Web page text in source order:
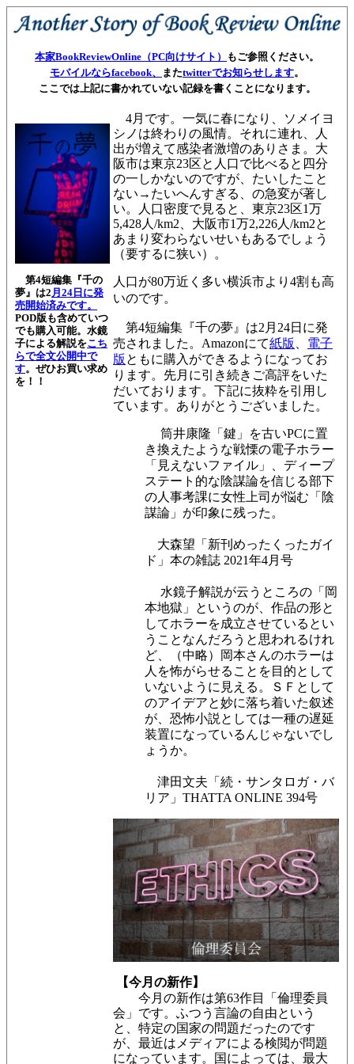
本家BookReviewOnline（PC向けサイト）
もご参照ください。
モバイルならfacebook、
またtwitterでお知らせします。
ここでは上記に書かれていない記録を書くことになります。
第4短編集『千の
夢』は2月24日に発
売開始済みです。
POD版も含めていつ
でも購入可能。 水鏡
子による解説をこち
らで全文公開中で
す。 ぜひお買い求め
を！！
4月です。一気に春になり、ソメイヨ
シノは終わりの風情。それに連れ、人
出が増えて感染者激増のありさま。大
阪市は東京23区と人口で比べると四分
の一しかないのですが、たいしたこと
ない→たいへんすぎる、の急変が著し
い。人口密度で見ると、東京23区1万
5,428人/km2、大阪市1万2,226人/km2と
あまり変わらないせいもあるでしょう
（要するに狭い）。
人口が80万近く多い横浜市より4割も高
いのです。
第4短編集『千の夢』は2月24日に発
売されました。Amazonにて紙版 、 電子
版 ともに購入ができるようになってお
ります。 先月に引き続きご高評をいた
だいております。下記に抜粋を引用し
ています。ありがとうございました。
筒井康隆「鍵」を古いPCに置
き換えたような戦慄の電子ホラー
「見えないファイル」、ディープ
ステート的な陰謀論を信じる部下
の人事考課に女性上司が悩む「陰
謀論」が印象に残った。
大森望「新刊めったくったガイ
ド」本の雑誌 2021年4月号
水鏡子解説が云うところの「岡
本地獄」というのが、作品の形と
してホラーを成立させているとい
うことなんだろうと思われるけれ
ど、（中略）岡本さんのホラーは
人を怖がらせることを目的として
いないように見える。ＳＦとして
のアイデアと妙に落ち着いた叙述
が、恐怖小説としては一種の遅延
装置になっているんじゃないでし
ょうか。
津田文夫「続・サンタロガ・バ
リア」THATTA ONLINE 394号
【今月の新作】
今月の新作は第63作目「倫理委員
会」です。ふつう言論の自由という
と、特定の国家の問題だったのです
が、最近はメディアによる検閲が問題
になっています。国によっては、最大